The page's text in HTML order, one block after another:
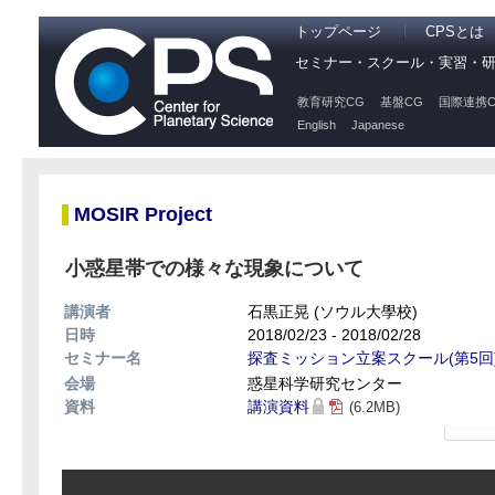
トップページ
CPSとは
セミナー・スクール・実習・
教育研究CG 基盤CG
国際連携
English
Japanese
MOSIR Project
小惑星帯での様々な現象について
講演者
石黒正晃 (ソウル大學校)
日時
2018/02/23 - 2018/02/28
セミナー名
探査ミッション立案スクール(第5
会場
惑星科学研究センター
資料
講演資料 (6.2MB)